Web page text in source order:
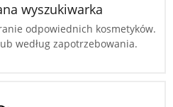
wyszukiwarka
odpowiednich kosmetyków.
według zapotrzebowania.